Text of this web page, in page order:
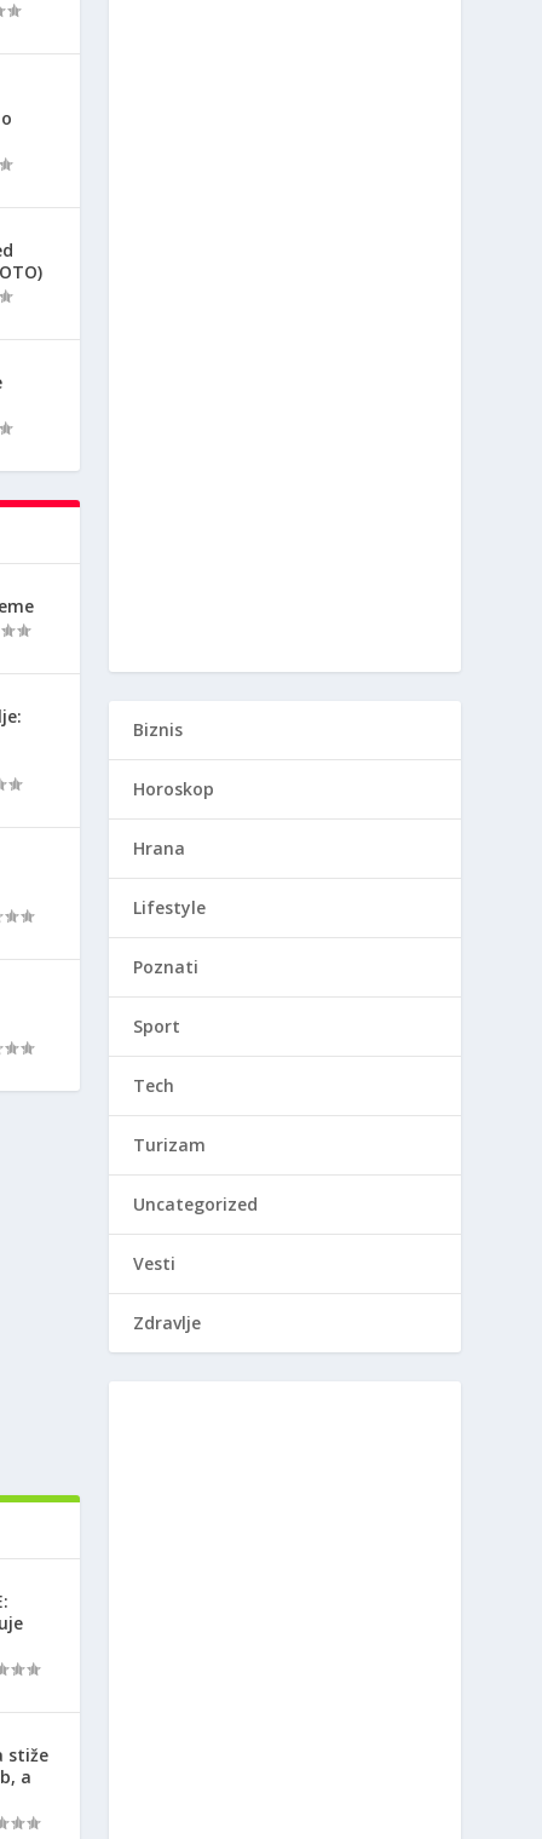
stiže
a
Biznis
Horoskop
Hrana
Lifestyle
Poznati
Sport
Tech
Turizam
Uncategorized
Vesti
Zdravlje